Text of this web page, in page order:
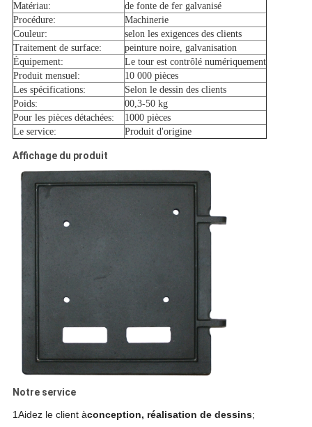
Matériau:
de fonte de fer galvanisé
Procédure:
Machinerie
Couleur:
selon les exigences des clients
Traitement de surface:
peinture noire, galvanisation
Équipement:
Le tour est contrôlé numériquement
Produit mensuel:
10 000 pièces
Les spécifications:
Selon le dessin des clients
Poids:
00,3-50 kg
Pour les pièces détachées:
1000 pièces
Le service:
Produit d'origine
Affichage du produit
Notre service
1Aidez le client àconception, réalisation de dessins;